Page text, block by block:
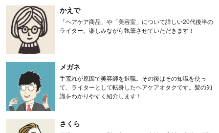
かえで
「ヘアケア商品」や「美容室」について詳しい20代後半の
ライター。楽しみながら執筆させていただきます！
メガネ
手荒れが原因で美容師を退職。その後はその知識を使っ
て、ライターとして転身したヘアケアオタクです。髪の知
識をわかりやすく紹介します！
さくら